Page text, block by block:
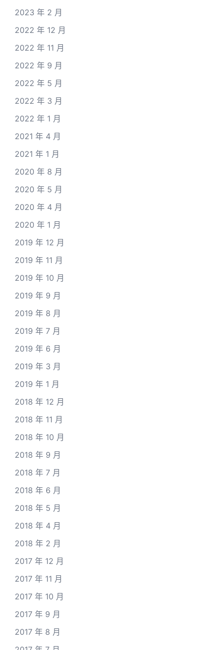
2023 年 2 月
2022 年 12 月
2022 年 11 月
2022 年 9 月
2022 年 5 月
2022 年 3 月
2022 年 1 月
2021 年 4 月
2021 年 1 月
2020 年 8 月
2020 年 5 月
2020 年 4 月
2020 年 1 月
2019 年 12 月
2019 年 11 月
2019 年 10 月
2019 年 9 月
2019 年 8 月
2019 年 7 月
2019 年 6 月
2019 年 3 月
2019 年 1 月
2018 年 12 月
2018 年 11 月
2018 年 10 月
2018 年 9 月
2018 年 7 月
2018 年 6 月
2018 年 5 月
2018 年 4 月
2018 年 2 月
2017 年 12 月
2017 年 11 月
2017 年 10 月
2017 年 9 月
2017 年 8 月